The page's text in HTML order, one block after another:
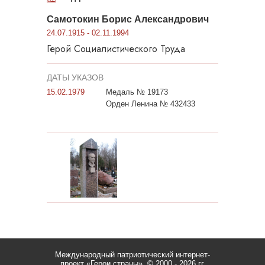
Самотокин Борис Александрович
24.07.1915 - 02.11.1994
Герой Социалистического Труда
ДАТЫ УКАЗОВ
15.02.1979
Медаль № 19173
Орден Ленина № 432433
Международный патриотический интернет-